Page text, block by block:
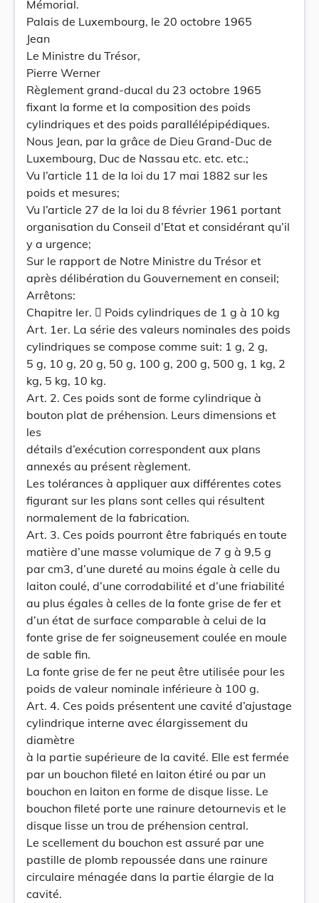
Mémorial.
Palais de Luxembourg, le 20 octobre 1965
Jean
Le Ministre du Trésor,
Pierre Werner
Règlement grand-ducal du 23 octobre 1965
fixant la forme et la composition des poids
cylindriques et des poids parallélépipédiques.
Nous Jean, par la grâce de Dieu Grand-Duc de
Luxembourg, Duc de Nassau etc. etc. etc.;
Vu l’article 11 de la loi du 17 mai 1882 sur les
poids et mesures;
Vu l’article 27 de la loi du 8 février 1961 portant
organisation du Conseil d’Etat et considérant qu’il
y a urgence;
Sur le rapport de Notre Ministre du Trésor et
après délibération du Gouvernement en conseil;
Arrêtons:
Chapitre Ier.  Poids cylindriques de 1 g à 10 kg
Art. 1er. La série des valeurs nominales des poids
cylindriques se compose comme suit: 1 g, 2 g,
5 g, 10 g, 20 g, 50 g, 100 g, 200 g, 500 g, 1 kg, 2
kg, 5 kg, 10 kg.
Art. 2. Ces poids sont de forme cylindrique à
bouton plat de préhension. Leurs dimensions et
les
détails d’exécution correspondent aux plans
annexés au présent règlement.
Les tolérances à appliquer aux différentes cotes
figurant sur les plans sont celles qui résultent
normalement de la fabrication.
Art. 3. Ces poids pourront être fabriqués en toute
matière d’une masse volumique de 7 g à 9,5 g
par cm3, d’une dureté au moins égale à celle du
laiton coulé, d’une corrodabilité et d’une friabilité
au plus égales à celles de la fonte grise de fer et
d’un état de surface comparable à celui de la
fonte grise de fer soigneusement coulée en moule
de sable fin.
La fonte grise de fer ne peut être utilisée pour les
poids de valeur nominale inférieure à 100 g.
Art. 4. Ces poids présentent une cavité d’ajustage
cylindrique interne avec élargissement du
diamètre
à la partie supérieure de la cavité. Elle est fermée
par un bouchon fileté en laiton étiré ou par un
bouchon en laiton en forme de disque lisse. Le
bouchon fileté porte une rainure detournevis et le
disque lisse un trou de préhension central.
Le scellement du bouchon est assuré par une
pastille de plomb repoussée dans une rainure
circulaire ménagée dans la partie élargie de la
cavité.